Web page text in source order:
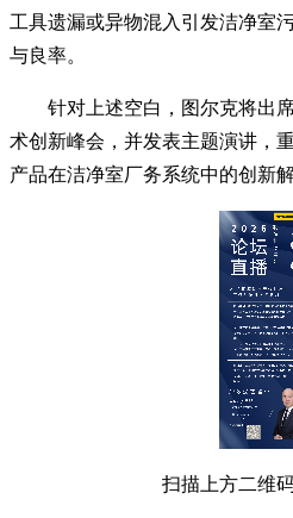
工具遗漏或异物混入引发洁净室
与良率。
针对上述空白，图尔克将出席
术创新峰会，并发表主题演讲，
产品在洁净室厂务系统中的创新解
扫描上方二维码